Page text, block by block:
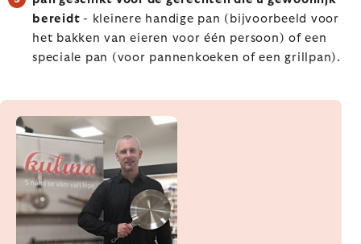
bereidt - kleinere handige pan (bijvoorbeeld voor
het bakken van eieren voor één persoon) of een
speciale pan (voor pannenkoeken of een grillpan).